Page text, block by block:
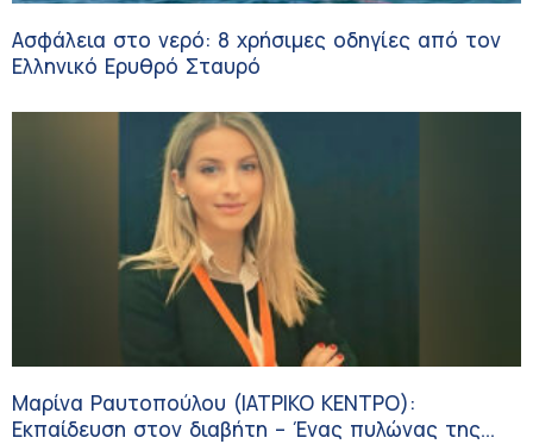
Ασφάλεια στο νερό: 8 χρήσιμες οδηγίες από τον
Ελληνικό Ερυθρό Σταυρό
Μαρίνα Ραυτοπούλου (ΙΑΤΡΙΚΟ ΚΕΝΤΡΟ):
Εκπαίδευση στον διαβήτη – Ένας πυλώνας της